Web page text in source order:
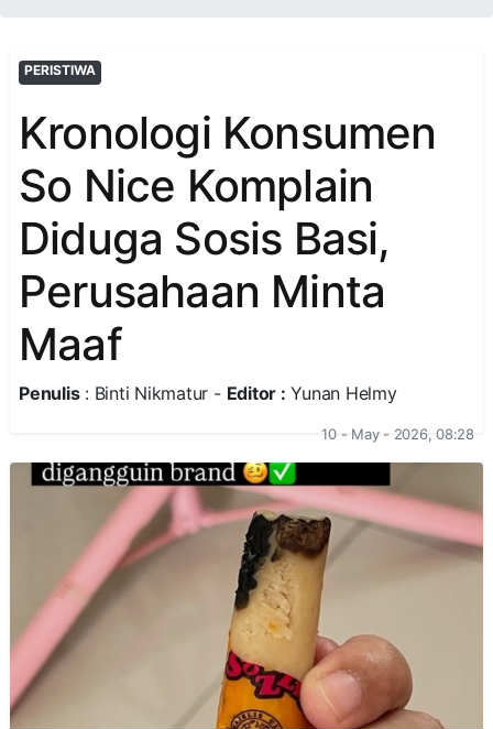
PERISTIWA
Kronologi Konsumen
So Nice Komplain
Diduga Sosis Basi,
Perusahaan Minta
Maaf
Penulis: Binti Nikmatur - Editor : Yunan Helmy
10 - May - 2026, 08:28